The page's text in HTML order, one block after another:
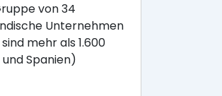
von 34
Unternehmen
mehr als 1.600
Spanien)